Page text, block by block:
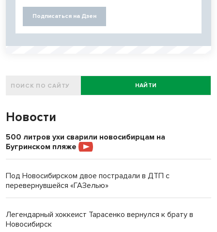
Подписаться на Дзен
НАЙТИ
Новости
500 литров ухи сварили новосибирцам на
Бугринском пляже
Под Новосибирском двое пострадали в ДТП с
перевернувшейся «ГАЗелью»
Легендарный хоккеист Тарасенко вернулся к брату в
Новосибирск